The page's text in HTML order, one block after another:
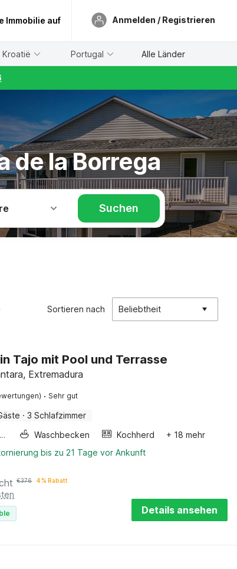
Immobilie auf Anmelden / Registrieren
Kroatië Portugal Alle Länder
de la Borrega
Suchen
Sortieren nach Beliebtheit
Tajo mit Pool und Terrasse
Extremadura
· Sehr gut
· 3 Schlafzimmer
Waschmaschine
Waschbecken Kochherd
+ 18 mehr
bis zu 21 Tage vor Ankunft
€376 4 % Rabatt
Details ansehen